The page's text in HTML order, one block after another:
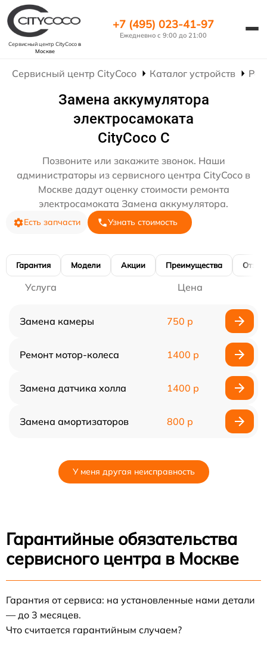
Сервисный центр CityCocoв
Москве
+7 (495) 023-41-97
Ежедневно с 9:00 до 21:00
Сервисный центр CityCoco Каталог устройств
Замена аккумулятора
электросамоката
CityCoco C
Позвоните или закажите звонок. Наши
администраторы из сервисного центра CityCoco в
Москве дадут оценку стоимости ремонта
электросамоката Замена аккумулятора.
Есть запчасти Узнать стоимость
Гарантия Модели Акции Преимущества
Услуга Цена
Замена камеры 750 р
Ремонт мотор-колеса 1400 р
Замена датчика холла 1400 р
Замена амортизаторов 800 р
У меня другая неисправность
Гарантийные обязательства
сервисного центра в Москве
Гарантия от сервиса: на установленные нами детали
— до 3 месяцев.
Что считается гарантийным случаем?